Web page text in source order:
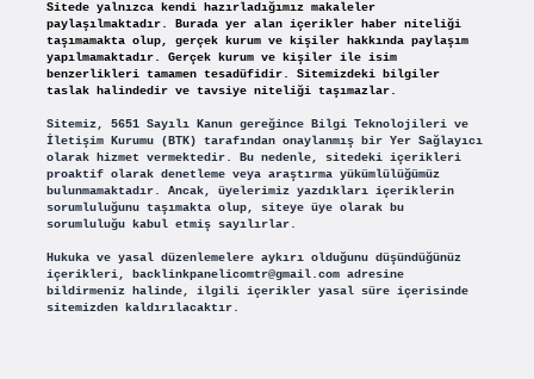
Sitede yalnızca kendi hazırladığımız makaleler
paylaşılmaktadır. Burada yer alan içerikler haber niteliği
taşımamakta olup, gerçek kurum ve kişiler hakkında paylaşım
yapılmamaktadır. Gerçek kurum ve kişiler ile isim
benzerlikleri tamamen tesadüfidir. Sitemizdeki bilgiler
taslak halindedir ve tavsiye niteliği taşımazlar.
Sitemiz, 5651 Sayılı Kanun gereğince Bilgi Teknolojileri ve
İletişim Kurumu (BTK) tarafından onaylanmış bir Yer Sağlayıcı
olarak hizmet vermektedir. Bu nedenle, sitedeki içerikleri
proaktif olarak denetleme veya araştırma yükümlülüğümüz
bulunmamaktadır. Ancak, üyelerimiz yazdıkları içeriklerin
sorumluluğunu taşımakta olup, siteye üye olarak bu
sorumluluğu kabul etmiş sayılırlar.
Hukuka ve yasal düzenlemelere aykırı olduğunu düşündüğünüz
içerikleri, backlinkpanelicomtr@gmail.comadresine
bildirmeniz halinde, ilgili içerikler yasal süre içerisinde
sitemizden kaldırılacaktır.